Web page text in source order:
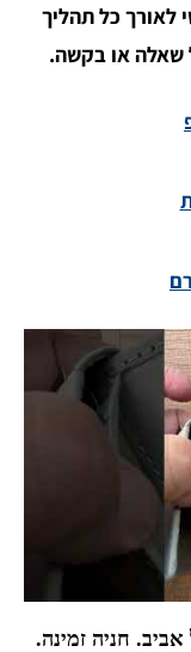
לאורך כל תהליך
שאלה או בקשה.